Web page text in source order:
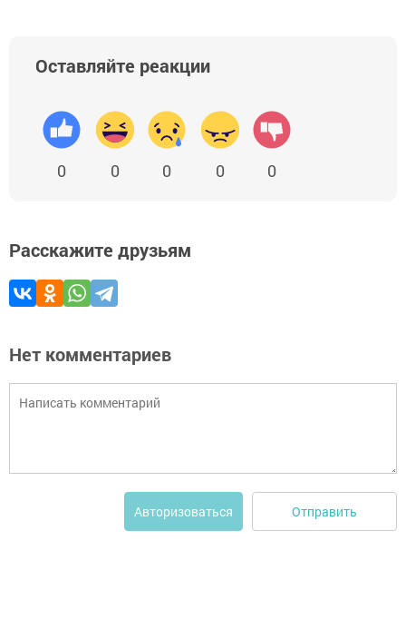
Оставляйте реакции
0 0 0 0 0
Расскажите друзьям
Нет комментариев
Авторизоваться Отправить